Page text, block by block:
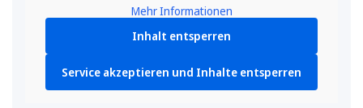
Mehr Informationen
Inhalt entsperren
Service akzeptieren und Inhalte entsperren